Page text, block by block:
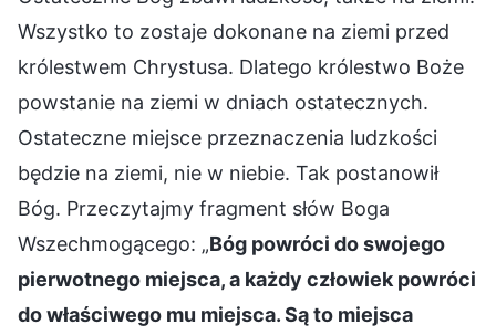
Wszystko to zostaje dokonane na ziemi przed
królestwem Chrystusa. Dlatego królestwo Boże
powstanie na ziemi w dniach ostatecznych.
Ostateczne miejsce przeznaczenia ludzkości
będzie na ziemi, nie w niebie. Tak postanowił
Bóg. Przeczytajmy fragment słów Boga
Wszechmogącego: „Bóg powróci do swojego
pierwotnego miejsca, a każdy człowiek powróci
do właściwego mu miejsca. Są to miejsca